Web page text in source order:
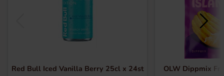
Red Bull Iced Vanilla Berry 25cl x 24st OLW Dippmix